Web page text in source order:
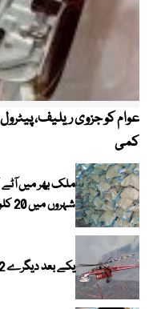
عوام کو جزوی ریلیف،
کمی
ملک بھر میں
شہروں میں 20 کلو تھیلا 100 روپے تک مہنگا
یکے بعد دیگرے 2 ہیلی کاپٹر گر کر تباہ؛ متعدد ہلاکتیں